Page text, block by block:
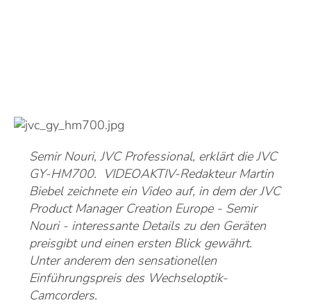
Semir Nouri, JVC Professional, erklärt die JVC
GY-HM700. VIDEOAKTIV-Redakteur Martin
Biebel zeichnete ein Video auf, in dem der JVC
Product Manager Creation Europe - Semir
Nouri - interessante Details zu den Geräten
preisgibt und einen ersten Blick gewährt.
Unter anderem den sensationellen
Einführungspreis des Wechseloptik-
Camcorders.